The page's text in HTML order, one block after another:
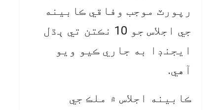
رپورٽ موجب وفاقي ڪابينه
جي اجلاس جو 10 نڪتن تي ٻڌل
ايجنڊا به جاري ڪيو ويو
آهي.
ڪابينه اجلاس ۾ ملڪ جي